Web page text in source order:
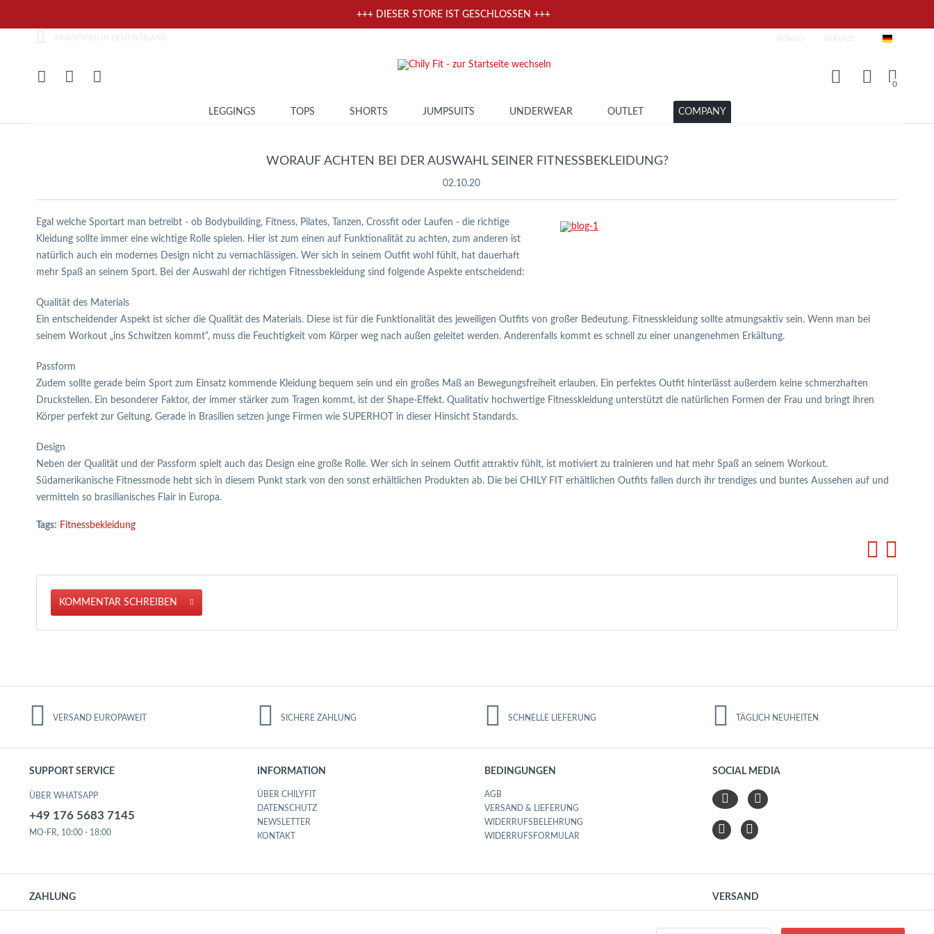
+++ DIESER STORE IST GESCHLOSSEN +++
FRACHTFREI IN DEUTSCHLAND KONTO SERVICE
0
LEGGINGS TOPS SHORTS JUMPSUITS UNDERWEAR OUTLET COMPANY
WORAUF ACHTEN BEI DER AUSWAHL SEINER FITNESSBEKLEIDUNG?
02.10.20
Egal welche Sportart man betreibt - ob Bodybuilding, Fitness, Pilates, Tanzen, Crossfit oder Laufen - die richtige
Kleidung sollte immer eine wichtige Rolle spielen. Hier ist zum einen auf Funktionalität zu achten, zum anderen ist
natürlich auch ein modernes Design nicht zu vernachlässigen. Wer sich in seinem Outfit wohl fühlt, hat dauerhaft
mehr Spaß an seinem Sport. Bei der Auswahl der richtigen Fitnessbekleidung sind folgende Aspekte entscheidend:
Qualität des Materials
Ein entscheidender Aspekt ist sicher die Qualität des Materials. Diese ist für die Funktionalität des jeweiligen Outfits von großer Bedeutung. Fitnesskleidung sollte atmungsaktiv sein. Wenn man bei
seinem Workout „ins Schwitzen kommt“, muss die Feuchtigkeit vom Körper weg nach außen geleitet werden. Anderenfalls kommt es schnell zu einer unangenehmen Erkältung.
Passform
Zudem sollte gerade beim Sport zum Einsatz kommende Kleidung bequem sein und ein großes Maß an Bewegungsfreiheit erlauben. Ein perfektes Outfit hinterlässt außerdem keine schmerzhaften
Druckstellen. Ein besonderer Faktor, der immer stärker zum Tragen kommt, ist der Shape-Effekt. Qualitativ hochwertige Fitnesskleidung unterstützt die natürlichen Formen der Frau und bringt ihren
Körper perfekt zur Geltung. Gerade in Brasilien setzen junge Firmen wie SUPERHOT in dieser Hinsicht Standards.
Design
Neben der Qualität und der Passform spielt auch das Design eine große Rolle. Wer sich in seinem Outfit attraktiv fühlt, ist motiviert zu trainieren und hat mehr Spaß an seinem Workout.
Südamerikanische Fitnessmode hebt sich in diesem Punkt stark von den sonst erhältlichen Produkten ab. Die bei CHILY FIT erhältlichen Outfits fallen durch ihr trendiges und buntes Aussehen auf und
vermitteln so brasilianisches Flair in Europa.
Tags: Fitnessbekleidung
KOMMENTAR SCHREIBEN
VERSAND EUROPAWEIT SICHERE ZAHLUNG SCHNELLE LIEFERUNG TÄGLICH NEUHEITEN
SUPPORT SERVICE
ÜBER WHATSAPP
+49 176 5683 7145
MO-FR, 10:00 - 18:00
INFORMATION
ÜBER CHILYFIT
DATENSCHUTZ
NEWSLETTER
KONTAKT
BEDINGUNGEN
AGB
VERSAND & LIEFERUNG
WIDERRUFSBELEHRUNG
WIDERRUFSFORMULAR
SOCIAL MEDIA
ZAHLUNG VERSAND